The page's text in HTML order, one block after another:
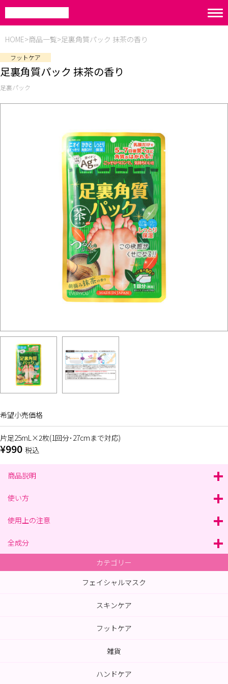
HOME 商品一覧 足裏角質パック 抹茶の香り
フットケア
足裏角質パック 抹茶の香り
足裏パック
希望小売価格
片足25mL×2枚(1回分･27cmまで対応)
¥990 税込
商品説明
使い方
使用上の注意
全成分
カテゴリー
フェイシャルマスク
スキンケア
フットケア
雑貨
ハンドケア